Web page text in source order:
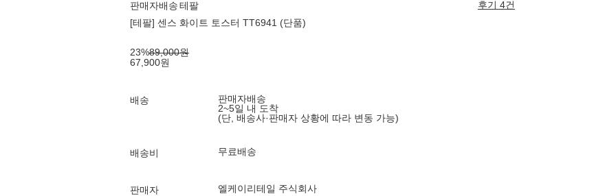
판매자배송테팔
후기 4건
[테팔] 센스 화이트 토스터 TT6941 (단품)
23%89,000원
67,900원
배송
판매자배송
2~5일 내 도착
(단, 배송사·판매자 상황에 따라 변동 가능)
배송비 무료배송
판매자 엘케이리테일 주식회사